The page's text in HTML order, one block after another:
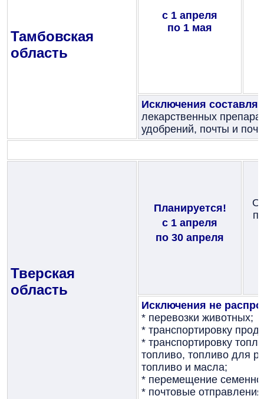
Тамбовская
область
с 1 апреля
по 1 мая
Исключения
лекарственных
удобрений, почты и
Тверская
область
Планируется!
с 1 апреля
по 30 апреля
Исключения не
* перевозки животных;
* транспортировку
* транспортировку
топливо, топливо для
топливо и масла;
* перемещение
* почтовые